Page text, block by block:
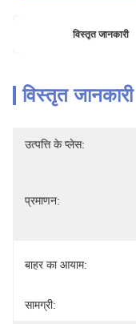
विस्तृत जानकारी
विस्तृत जानकारी
उत्पत्ति के प्लेस:
प्रमाणन:
बाहर का आयाम:
सामग्री: